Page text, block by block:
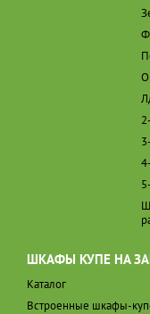
ШКАФЫ КУПЕ НА
Каталог
Встроенные шкафы-